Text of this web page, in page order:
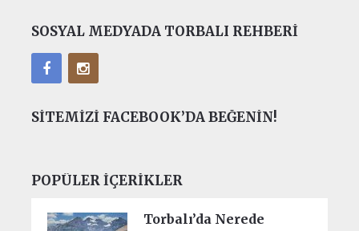
SOSYAL MEDYADA TORBALI REHBERI
SITEMIZI FACEBOOK’DA BEĞENIN!
POPÜLER İÇERIKLER
Torbalı’da Nerede